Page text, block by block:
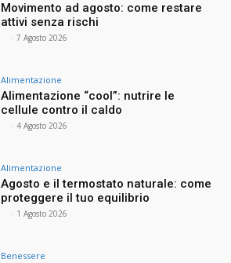
Movimento ad agosto: come restare
attivi senza rischi
- 7 Agosto 2026
Alimentazione
Alimentazione “cool”: nutrire le
cellule contro il caldo
- 4 Agosto 2026
Alimentazione
Agosto e il termostato naturale: come
proteggere il tuo equilibrio
- 1 Agosto 2026
Benessere